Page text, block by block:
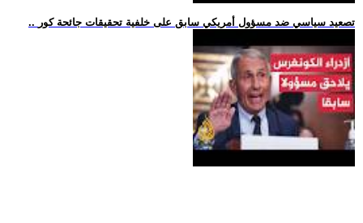
.. تصعيد سياسي ضد مسؤول أمريكي سابق على خلفية تحقيقات جائحة كور